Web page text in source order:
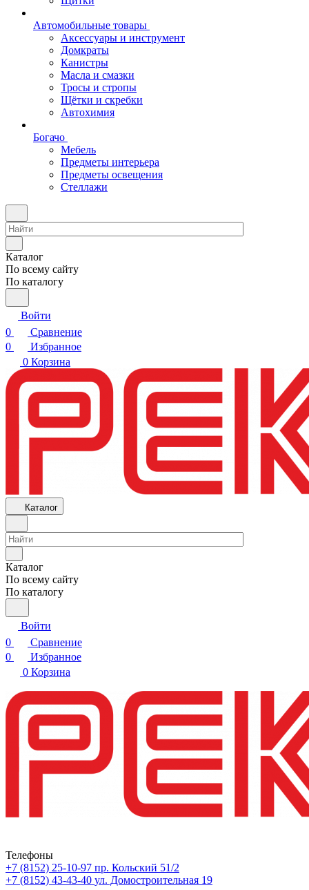
Автомобильные товары
Аксессуары и инструмент
Домкраты
Канистры
Масла и смазки
Тросы и стропы
Щётки и скребки
Автохимия
Богачо
Мебель
Предметы интерьера
Предметы освещения
Стеллажи
Каталог
По всему сайту
По каталогу
Войти
0
Сравнение
0
Избранное
0 Корзина
Каталог
Каталог
По всему сайту
По каталогу
Войти
0
Сравнение
0
Избранное
0 Корзина
Телефоны
+7 (8152) 25-10-97 пр. Кольский 51/2
+7 (8152) 43-43-40 ул. Домостроительная 19